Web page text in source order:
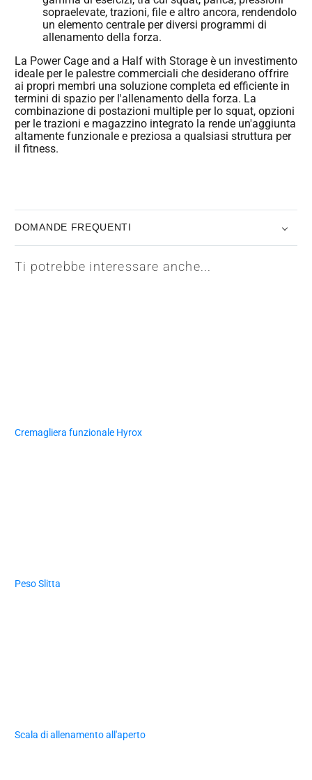
sopraelevate, trazioni, file e altro ancora, rendendolo
un elemento centrale per diversi programmi di
allenamento della forza.
La Power Cage and a Half with Storage è un investimento
ideale per le palestre commerciali che desiderano offrire
ai propri membri una soluzione completa ed efficiente in
termini di spazio per l'allenamento della forza. La
combinazione di postazioni multiple per lo squat, opzioni
per le trazioni e magazzino integrato la rende un'aggiunta
altamente funzionale e preziosa a qualsiasi struttura per
il fitness.
DOMANDE FREQUENTI
Ti potrebbe interessare anche...
Cremagliera funzionale Hyrox
Peso Slitta
Scala di allenamento all'aperto